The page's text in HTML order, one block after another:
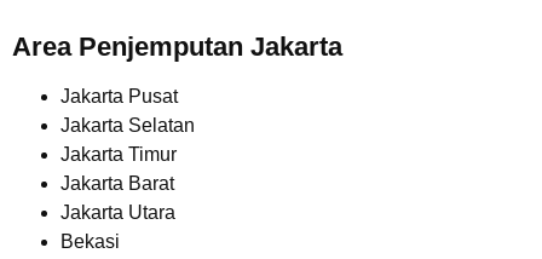
Area Penjemputan Jakarta
Jakarta Pusat
Jakarta Selatan
Jakarta Timur
Jakarta Barat
Jakarta Utara
Bekasi